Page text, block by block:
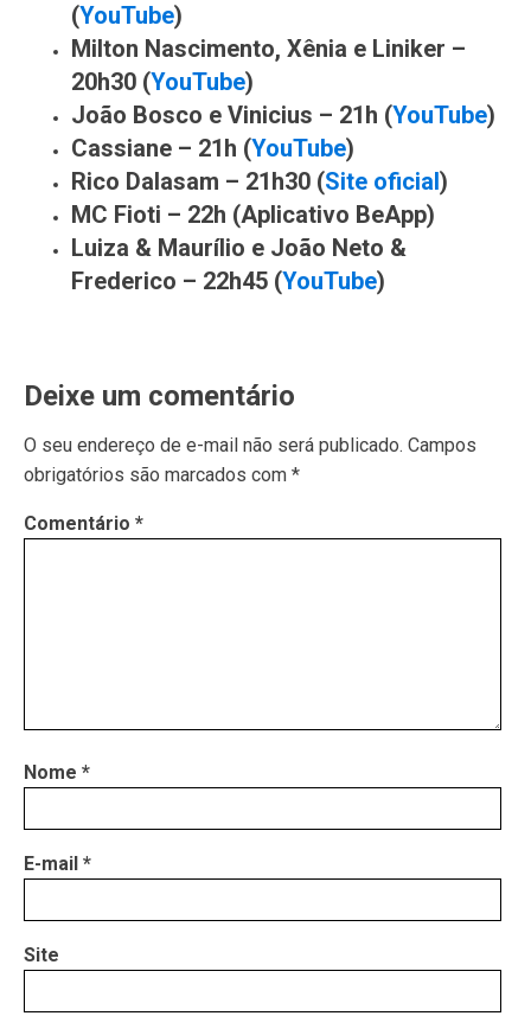
(YouTube)
Milton Nascimento, Xênia e Liniker –
20h30 (YouTube)
João Bosco e Vinicius – 21h (YouTube)
Cassiane – 21h (YouTube)
Rico Dalasam – 21h30 (Site oficial)
MC Fioti – 22h (Aplicativo BeApp)
Luiza & Maurílio e João Neto &
Frederico – 22h45 (YouTube)
Deixe um comentário
O seu endereço de e-mail não será publicado. Campos
obrigatórios são marcados com *
Comentário *
Nome *
E-mail *
Site